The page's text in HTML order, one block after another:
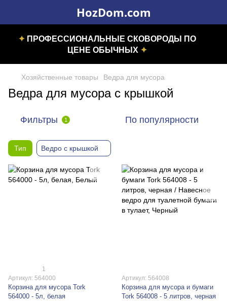
HozDom.com
✦ ПРОФЕССИОНАЛЬНЫЕ СКОВОРОДЫ ПО
ЦЕНЕ ОБЫЧНЫХ ✦
Хозяйственные товары Ведра для мусора
Ведра для мусора с крышкой
Фильтры 1 По популярности
Тип Ведро с крышкой
1
Артикул: 564000
Корзина для мусора Tork
564000 - 5л, белая
Артикул: 564008
Корзина для мусора и бумаги
Tork 564008 - 5 литров, черная